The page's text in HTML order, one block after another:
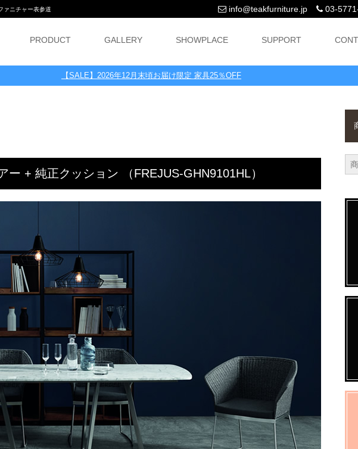
ァニチャー表参道 info@teakfurniture.jp 03-
PRODUCT GALLERY SHOWPLACE SUPPORT
【SALE】2026年12月末頃お届け限定 家具25％OFF
+ 純正クッション （FREJUS-GHN9101HL）